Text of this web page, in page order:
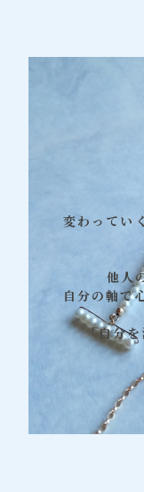
変わってい
他人
自分の軸で
「自分